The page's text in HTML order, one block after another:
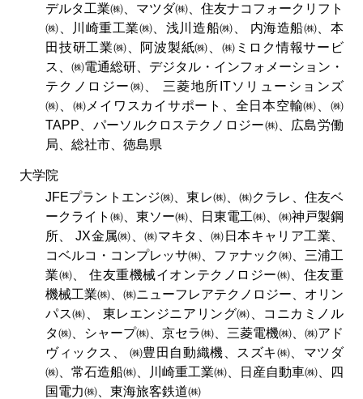
デルタ工業㈱、マツダ㈱、住友ナコフォークリフト
㈱、川崎重工業㈱、浅川造船㈱、 内海造船㈱、本
田技研工業㈱、阿波製紙㈱、㈱ミロク情報サービ
ス、㈱電通総研、デジタル・インフォメーション・
テクノロジー㈱、 三菱地所ITソリューションズ
㈱、㈱メイワスカイサポート、全日本空輸㈱、㈱
TAPP、パーソルクロステクノロジー㈱、広島労働
局、総社市、徳島県
大学院
JFEプラントエンジ㈱、東レ㈱、㈱クラレ、住友ベ
ークライト㈱、東ソー㈱、日東電工㈱、㈱神戸製鋼
所、 JX金属㈱、㈱マキタ、㈱日本キャリア工業、
コベルコ・コンプレッサ㈱、ファナック㈱、三浦工
業㈱、 住友重機械イオンテクノロジー㈱、住友重
機械工業㈱、㈱ニューフレアテクノロジー、オリン
パス㈱、 東レエンジニアリング㈱、コニカミノル
タ㈱、シャープ㈱、京セラ㈱、三菱電機㈱、㈱アド
ヴィックス、 ㈱豊田自動織機、スズキ㈱、マツダ
㈱、常石造船㈱、川崎重工業㈱、日産自動車㈱、四
国電力㈱、東海旅客鉄道㈱